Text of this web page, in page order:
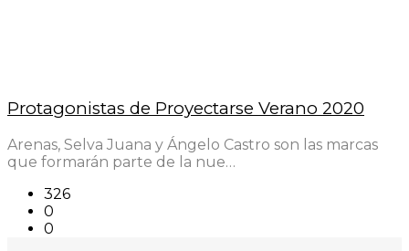
Protagonistas de Proyectarse Verano 2020
Arenas, Selva Juana y Ángelo Castro son las marcas
que formarán parte de la nue…
326
0
0